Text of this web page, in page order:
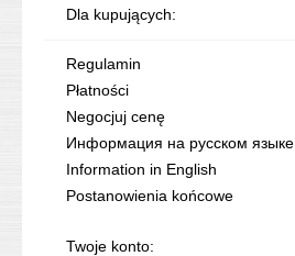
Dla kupujących:
Regulamin
Płatności
Negocjuj cenę
Информация на русском языке
Information in English
Postanowienia końcowe
Twoje konto: